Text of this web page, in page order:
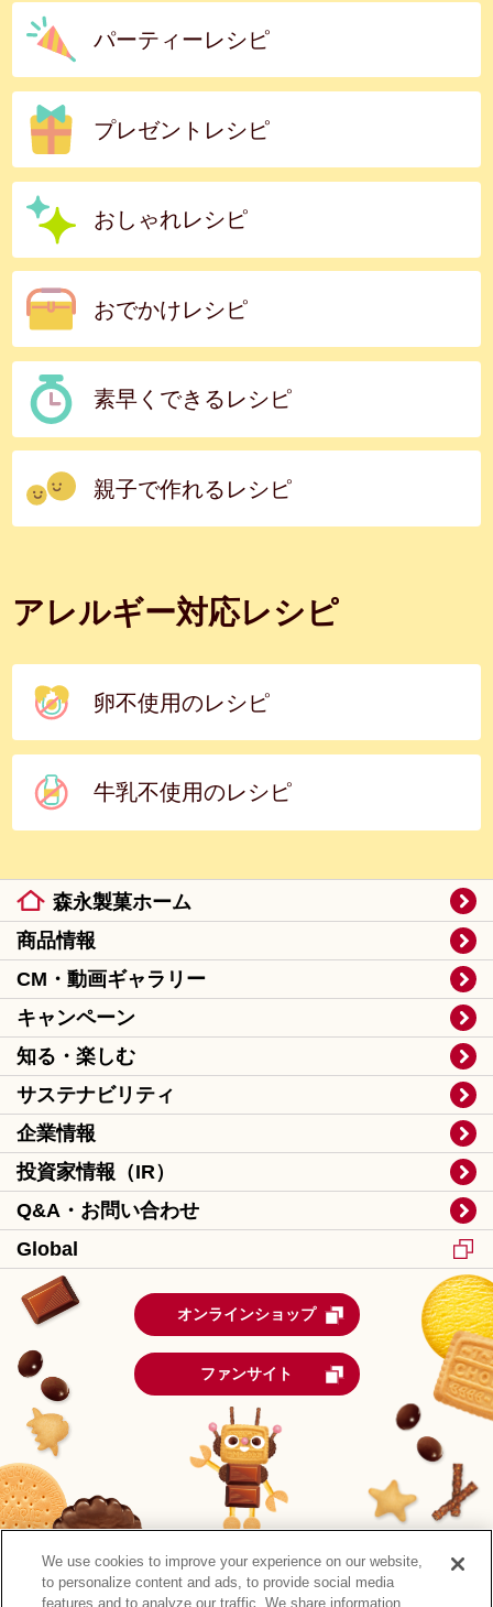
パーティーレシピ
プレゼントレシピ
おしゃれレシピ
おでかけレシピ
素早くできるレシピ
親子で作れるレシピ
アレルギー対応レシピ
卵不使用のレシピ
牛乳不使用のレシピ
森永製菓ホーム
商品情報
CM・動画ギャラリー
キャンペーン
知る・楽しむ
サステナビリティ
企業情報
投資家情報（IR）
Q&A・お問い合わせ
Global
オンラインショップ
ファンサイト
We use cookies to improve your experience on our website,
to personalize content and ads, to provide social media
features and to analyze our traffic. We share information